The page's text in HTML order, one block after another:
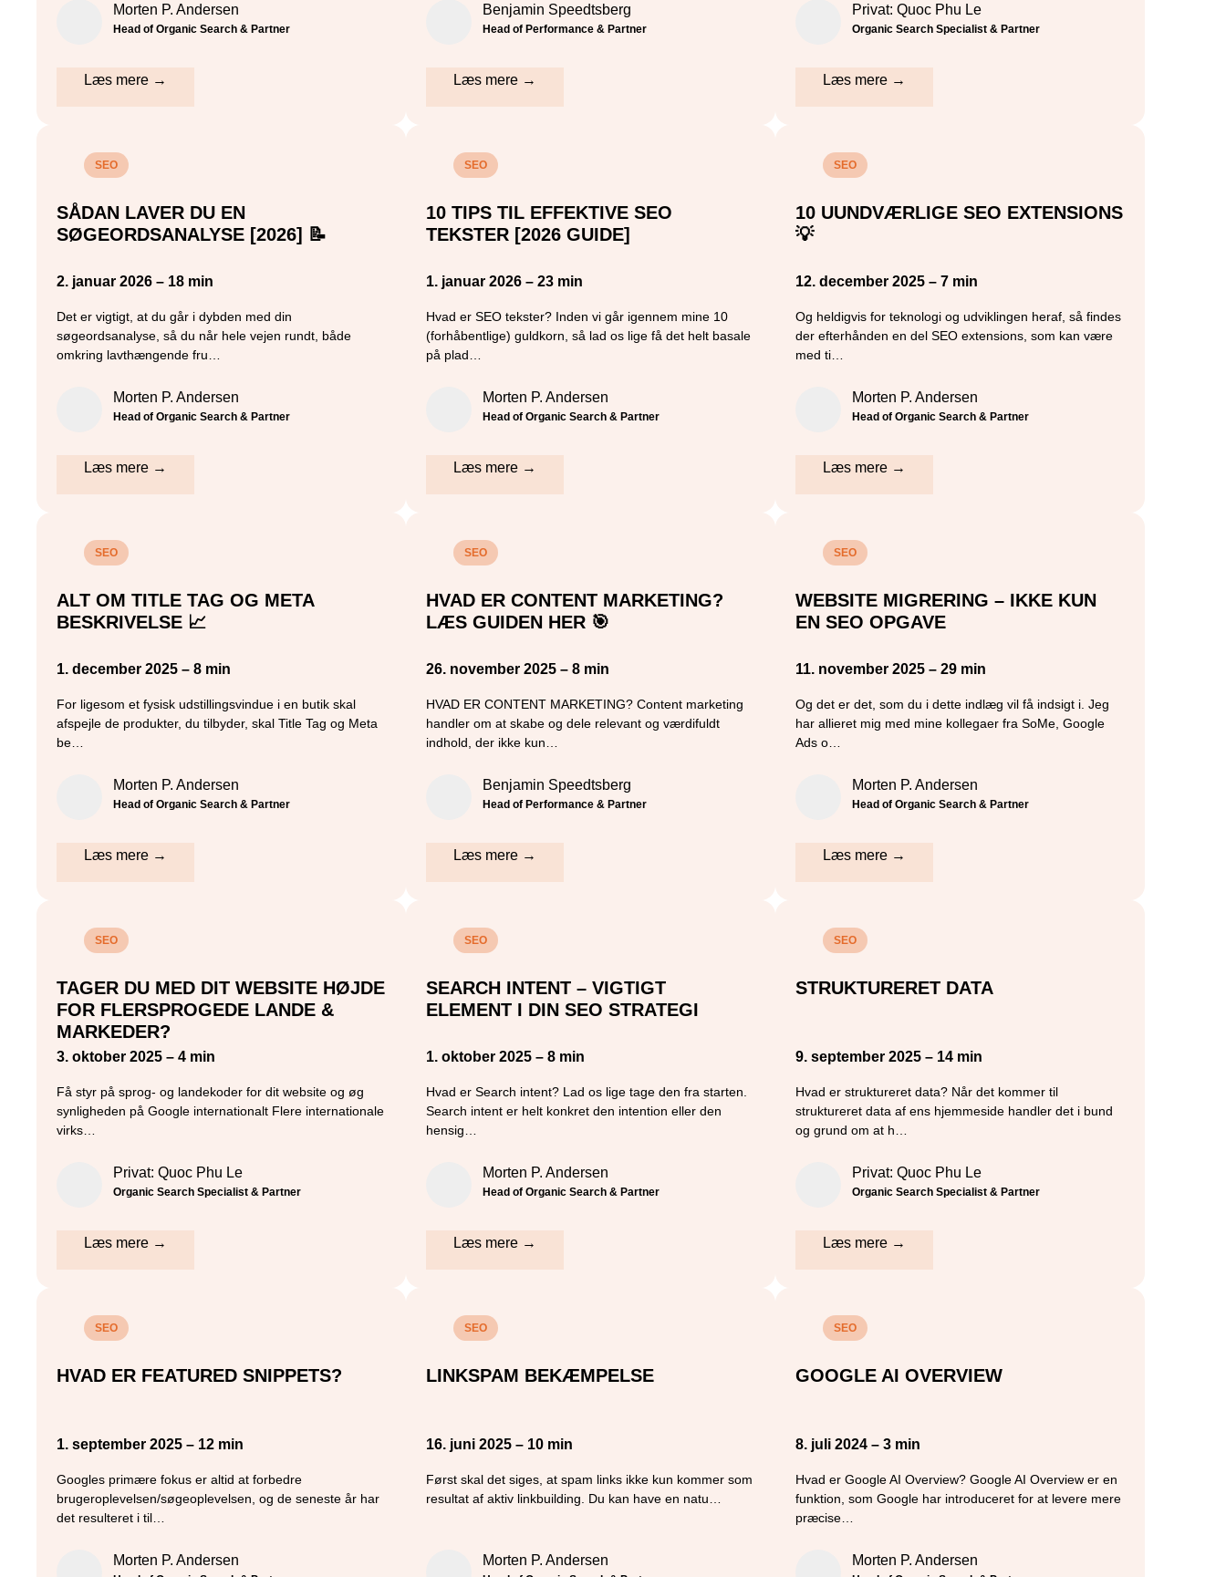
Morten P. Andersen
Head of Organic Search & Partner
Læs mere →
Benjamin Speedtsberg
Head of Performance & Partner
Læs mere →
Privat: Quoc Phu Le
Organic Search Specialist & Partner
Læs mere →
SEO
SÅDAN LAVER DU EN
SØGEORDSANALYSE [2026] 📝
2. januar 2026 – 18 min
Det er vigtigt, at du går i dybden med din
søgeordsanalyse, så du når hele vejen rundt, både
omkring lavthængende fru…
Morten P. Andersen
Head of Organic Search & Partner
Læs mere →
SEO
10 TIPS TIL EFFEKTIVE SEO
TEKSTER [2026 GUIDE]
1. januar 2026 – 23 min
Hvad er SEO tekster? Inden vi går igennem mine 10
(forhåbentlige) guldkorn, så lad os lige få det helt basale
på plad…
Morten P. Andersen
Head of Organic Search & Partner
Læs mere →
SEO
10 UUNDVÆRLIGE SEO EXTENSIONS
💡
12. december 2025 – 7 min
Og heldigvis for teknologi og udviklingen heraf, så findes
der efterhånden en del SEO extensions, som kan være
med ti…
Morten P. Andersen
Head of Organic Search & Partner
Læs mere →
SEO
ALT OM TITLE TAG OG META
BESKRIVELSE 📈
1. december 2025 – 8 min
For ligesom et fysisk udstillingsvindue i en butik skal
afspejle de produkter, du tilbyder, skal Title Tag og Meta
be…
Morten P. Andersen
Head of Organic Search & Partner
Læs mere →
SEO
HVAD ER CONTENT MARKETING?
LÆS GUIDEN HER 🎯
26. november 2025 – 8 min
HVAD ER CONTENT MARKETING? Content marketing
handler om at skabe og dele relevant og værdifuldt
indhold, der ikke kun…
Benjamin Speedtsberg
Head of Performance & Partner
Læs mere →
SEO
WEBSITE MIGRERING – IKKE KUN
EN SEO OPGAVE
11. november 2025 – 29 min
Og det er det, som du i dette indlæg vil få indsigt i. Jeg
har allieret mig med mine kollegaer fra SoMe, Google
Ads o…
Morten P. Andersen
Head of Organic Search & Partner
Læs mere →
SEO
TAGER DU MED DIT WEBSITE HØJDE
FOR FLERSPROGEDE LANDE &
MARKEDER?
3. oktober 2025 – 4 min
Få styr på sprog- og landekoder for dit website og øg
synligheden på Google internationalt Flere internationale
virks…
Privat: Quoc Phu Le
Organic Search Specialist & Partner
Læs mere →
SEO
SEARCH INTENT – VIGTIGT
ELEMENT I DIN SEO STRATEGI
1. oktober 2025 – 8 min
Hvad er Search intent? Lad os lige tage den fra starten.
Search intent er helt konkret den intention eller den
hensig…
Morten P. Andersen
Head of Organic Search & Partner
Læs mere →
SEO
STRUKTURERET DATA
9. september 2025 – 14 min
Hvad er struktureret data? Når det kommer til
struktureret data af ens hjemmeside handler det i bund
og grund om at h…
Privat: Quoc Phu Le
Organic Search Specialist & Partner
Læs mere →
SEO
HVAD ER FEATURED SNIPPETS?
1. september 2025 – 12 min
Googles primære fokus er altid at forbedre
brugeroplevelsen/søgeoplevelsen, og de seneste år har
det resulteret i til…
Morten P. Andersen
SEO
LINKSPAM BEKÆMPELSE
16. juni 2025 – 10 min
Først skal det siges, at spam links ikke kun kommer som
resultat af aktiv linkbuilding. Du kan have en natu…
Morten P. Andersen
SEO
GOOGLE AI OVERVIEW
8. juli 2024 – 3 min
Hvad er Google AI Overview? Google AI Overview er en
funktion, som Google har introduceret for at levere mere
præcise…
Morten P. Andersen